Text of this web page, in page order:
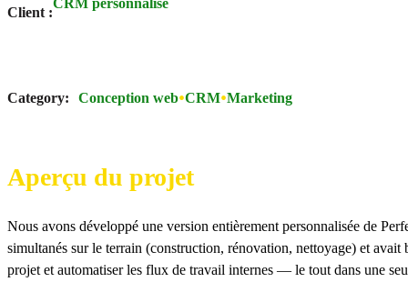
Client :
Category: Conception web CRM Marketing
Aperçu du projet
Nous avons développé une version entièrement personnalisée de
simultanés sur le terrain (construction, rénovation, nettoyage) et
projet et automatiser les flux de travail internes — le tout dans une